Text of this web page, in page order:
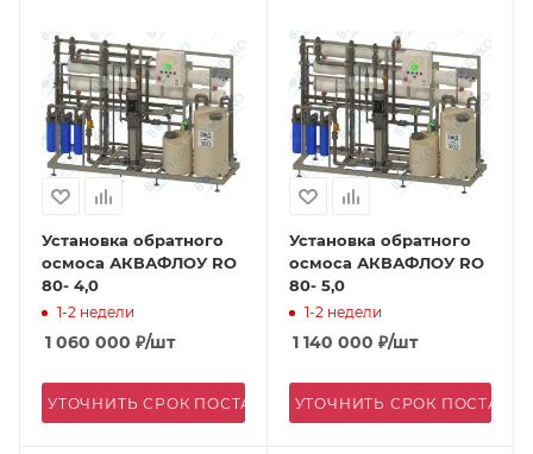
Установка обратного
осмоса АКВАФЛОУ RO
80- 4,0
1-2 недели
1 060 000 ₽/шт
УТОЧНИТЬ СРОК ПОСТАВКИ
Установка обратного
осмоса АКВАФЛОУ RO
80- 5,0
1-2 недели
1 140 000 ₽/шт
УТОЧНИТЬ СРОК